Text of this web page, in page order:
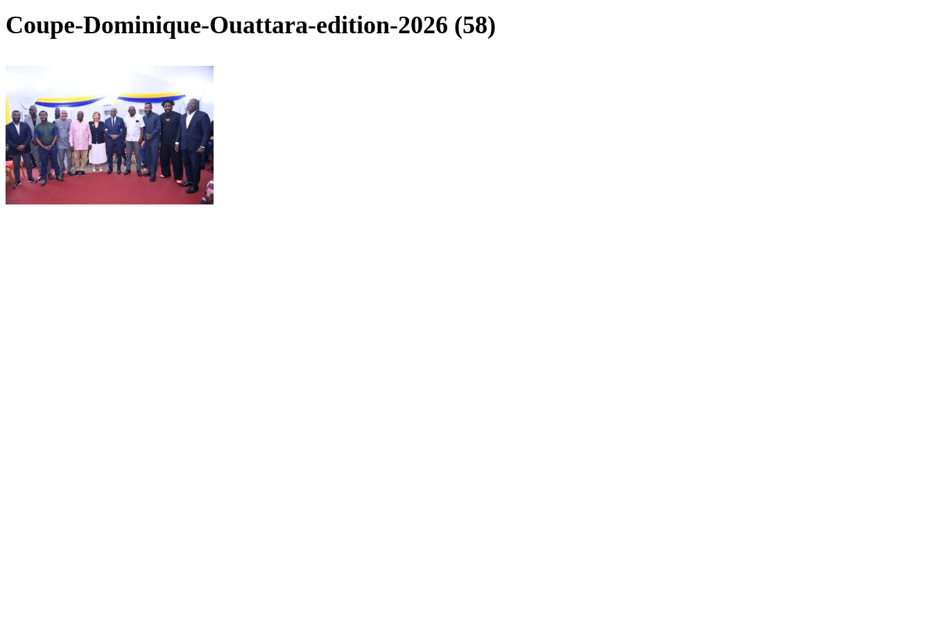
Coupe-Dominique-Ouattara-edition-2026 (58)